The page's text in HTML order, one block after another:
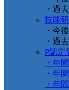
・過
技能
・今
・過
P認定
・年
・年
・年